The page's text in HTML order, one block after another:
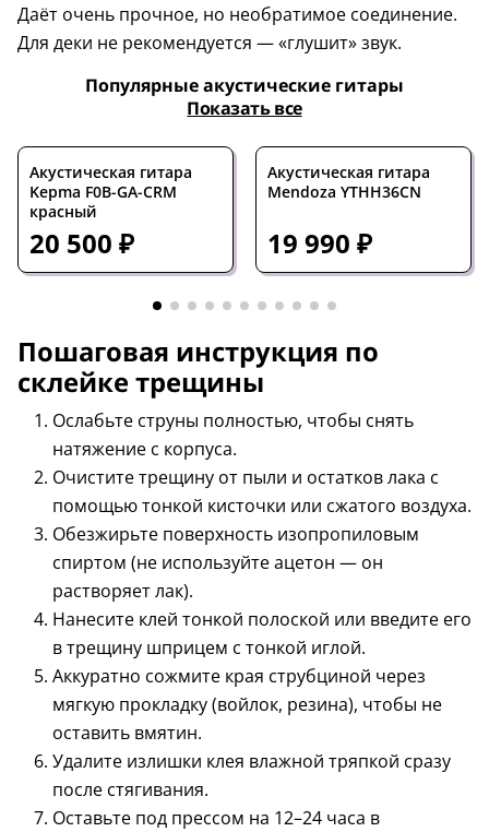
Даёт очень прочное, но необратимое соединение.
Для деки не рекомендуется — «глушит» звук.
Популярные акустические гитары
Показать все
Акустическая гитара
Kepma F0B-GA-CRM
красный
20 500 ₽
Акустическая гитара
Mendoza YTHH36CN
19 990 ₽
Пошаговая инструкция по
склейке трещины
Ослабьте струны полностью, чтобы снять
натяжение с корпуса.
Очистите трещину от пыли и остатков лака с
помощью тонкой кисточки или сжатого воздуха.
Обезжирьте поверхность изопропиловым
спиртом (не используйте ацетон — он
растворяет лак).
Нанесите клей тонкой полоской или введите его
в трещину шприцем с тонкой иглой.
Аккуратно сожмите края струбциной через
мягкую прокладку (войлок, резина), чтобы не
оставить вмятин.
Удалите излишки клея влажной тряпкой сразу
после стягивания.
Оставьте под прессом на 12–24 часа в